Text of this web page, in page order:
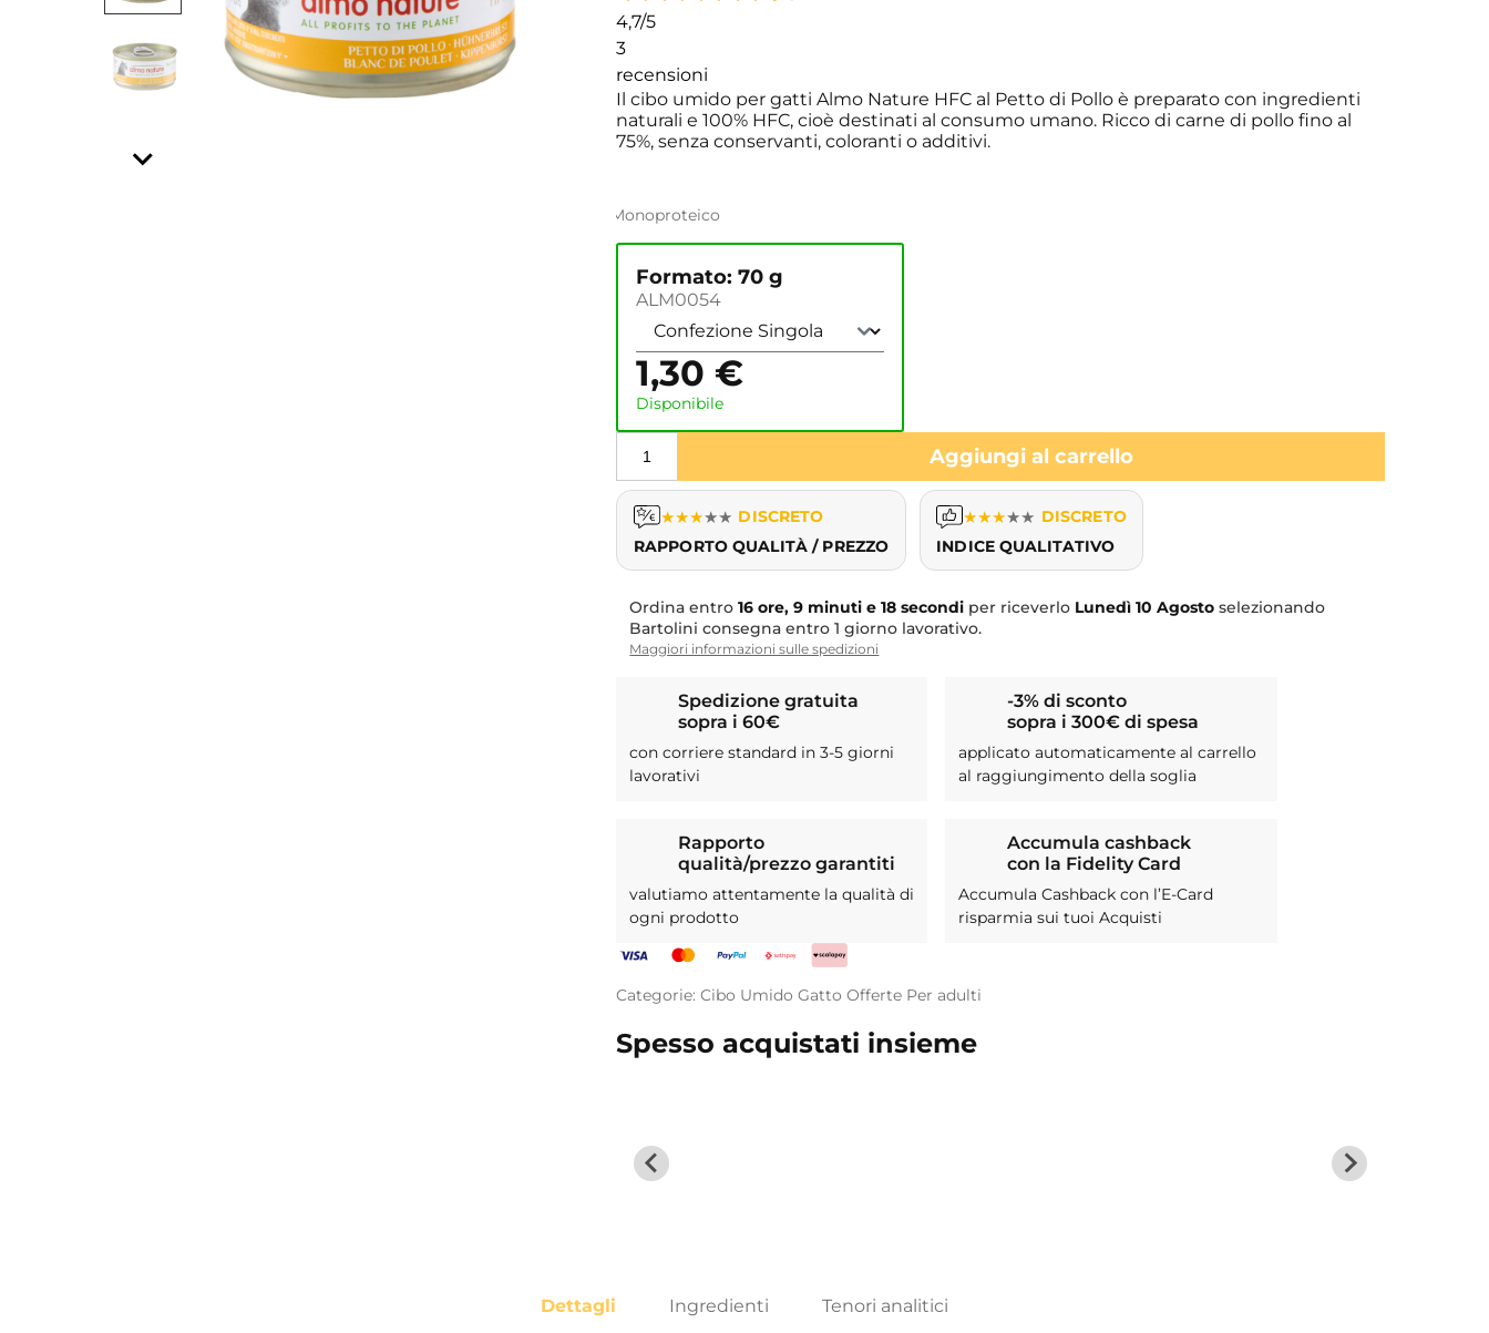
4,7/5
3
recensioni
Il cibo umido per gatti Almo Nature HFC al Petto di Pollo è preparato con ingredienti
naturali e 100% HFC, cioè destinati al consumo umano. Ricco di carne di pollo fino al
75%, senza conservanti, coloranti o additivi.
Monoproteico
Formato: 70 g
ALM0054
1,30 €
Disponibile
Aggiungi al carrello
★★★★★ DISCRETO
RAPPORTO QUALITÀ / PREZZO
★★★★★ DISCRETO
INDICE QUALITATIVO
Ordina entro16 ore, 9 minuti e 17 secondi per riceverlo Lunedì 10 Agosto selezionando
Bartolini consegna entro 1 giorno lavorativo.
Maggiori informazioni sulle spedizioni
Spedizione gratuita
sopra i 60€
con corriere standard in 3-5 giorni
lavorativi
-3% di sconto
sopra i 300€ di spesa
applicato automaticamente al carrello
al raggiungimento della soglia
Rapporto
qualità/prezzo garantiti
valutiamo attentamente la qualità di
ogni prodotto
Accumula cashback
con la Fidelity Card
Accumula Cashback con l’E-Card
risparmia sui tuoi Acquisti
Categorie:Cibo Umido Gatto Offerte Per adulti
Spesso acquistati insieme